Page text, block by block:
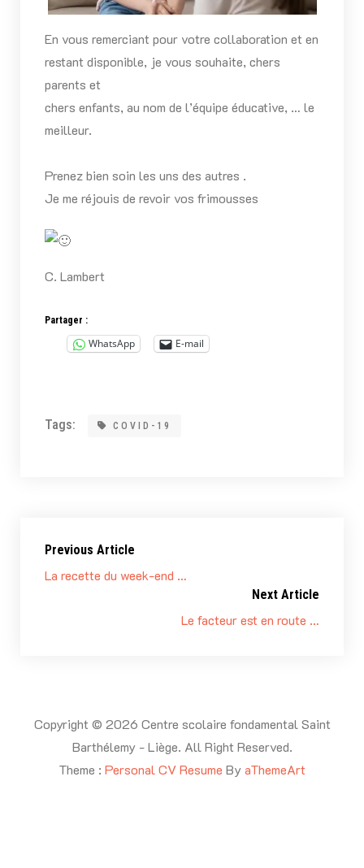
En vous remerciant pour votre collaboration et en
restant disponible, je vous souhaite, chers
parents et
chers enfants, au nom de l’équipe éducative, … le
meilleur.
Prenez bien soin les uns des autres .
Je me réjouis de revoir vos frimousses
C. Lambert
Partager :
WhatsApp E-mail
Tags: COVID-19
Previous Article
La recette du week-end …
Next Article
Le facteur est en route …
Copyright © 2026 Centre scolaire fondamental Saint
Barthélemy - Liège. All Right Reserved.
Theme : Personal CV Resume ByaThemeArt